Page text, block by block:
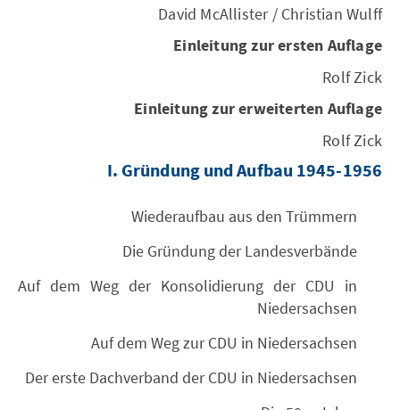
David McAllister / Christian Wulff
Einleitung zur ersten Auflage
Rolf Zick
Einleitung zur erweiterten Auflage
Rolf Zick
I. Gründung und Aufbau 1945-1956
Wiederaufbau aus den Trümmern
Die Gründung der Landesverbände
Auf dem Weg der Konsolidierung der CDU in
Niedersachsen
Auf dem Weg zur CDU in Niedersachsen
Der erste Dachverband der CDU in Niedersachsen